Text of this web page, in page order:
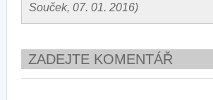
Souček, 07. 01. 2016)
ZADEJTE KOMENTÁŘ